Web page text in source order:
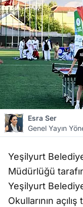
Esra Ser
Genel Yayın
Yeşilyurt
Müdürlüğü
Yeşilyurt
Okullarının